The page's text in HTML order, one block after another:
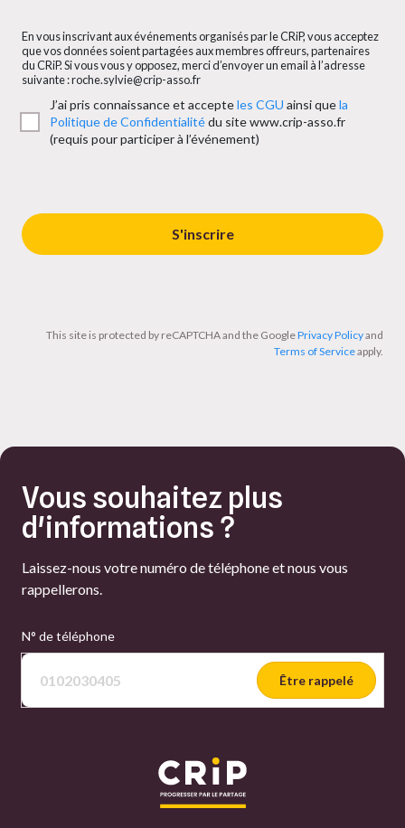
En vous inscrivant aux événements organisés par le CRiP, vous acceptez
que vos données soient partagées aux membres offreurs, partenaires
du CRiP. Si vous vous y opposez, merci d’envoyer un email à l’adresse
suivante : roche.sylvie@crip-asso.fr
J’ai pris connaissance et accepteles CGU ainsi quela
Politique de Confidentialitédu site www.crip-asso.fr
(requis pour participer à l’événement)
S'inscrire
This site is protected by reCAPTCHA and the GooglePrivacy Policyand
Terms of Serviceapply.
Vous souhaitez plus
d'informations ?
Laissez-nous votre numéro de téléphone et nous vous
rappellerons.
N° de téléphone
Être rappelé